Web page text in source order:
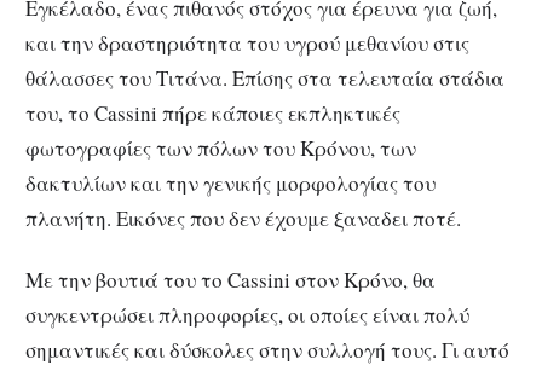
Εγκέλαδο, ένας πιθανός στόχος για έρευνα για ζωή,
και την δραστηριότητα του υγρού μεθανίου στις
θάλασσες του Τιτάνα. Επίσης στα τελευταία στάδια
του, το Cassini πήρε κάποιες εκπληκτικές
φωτογραφίες των πόλων του Κρόνου, των
δακτυλίων και την γενικής μορφολογίας του
πλανήτη. Εικόνες που δεν έχουμε ξαναδει ποτέ.
Με την βουτιά του το Cassini στον Κρόνο, θα
συγκεντρώσει πληροφορίες, οι οποίες είναι πολύ
σημαντικές και δύσκολες στην συλλογή τους. Γι αυτό